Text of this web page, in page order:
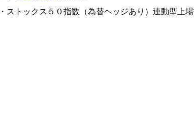
ストックス５０指数（為替ヘッジあり）連動型上